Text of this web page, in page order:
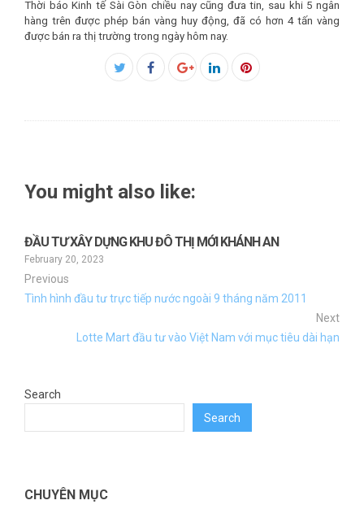
Thời báo Kinh tế Sài Gòn chiều nay cũng đưa tin, sau khi 5 ngân
hàng trên được phép bán vàng huy động, đã có hơn 4 tấn vàng
được bán ra thị trường trong ngày hôm nay.
Facebook
You might also like:
ĐẦU TƯ XÂY DỰNG KHU ĐÔ THỊ MỚI KHÁNH AN
February 20, 2023
Previous
Tình hình đầu tư trực tiếp nước ngoài 9 tháng năm 2011
Next
Lotte Mart đầu tư vào Việt Nam với mục tiêu dài hạn
Search
Search
CHUYÊN MỤC